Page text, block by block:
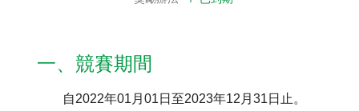
網站連結
一、競賽期間
自2022年01月01日至2023年12月31日止。